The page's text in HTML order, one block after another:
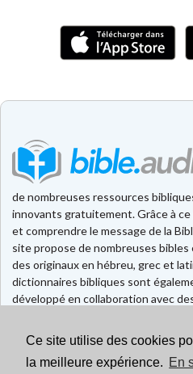
Ce site utilise des cookies
la meilleure expérience. En
de nombreuses ressources
innovants gratuitement. Grâce à
et comprendre le message de la
site propose de nombreuses
des originaux en hébreu, grec et
dictionnaires bibliques sont
développé en collaboration avec
Faire un don
Contact